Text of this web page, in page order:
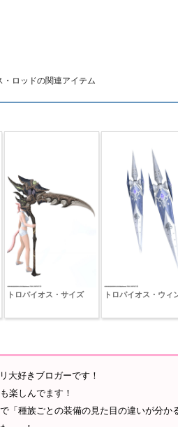
・ロッドの関連アイテム
トロパイオス・サイズ トロパイオス・ウィ
大好きブロガーです！
楽しんでます！
「種族ごとの装備の見た目の違いが分